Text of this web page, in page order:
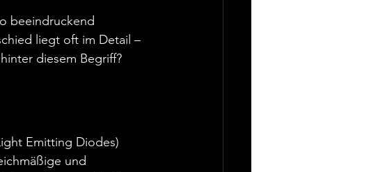
beeindruckend
liegt oft im Detail –
diesem Begriff?
Emitting Diodes)
und